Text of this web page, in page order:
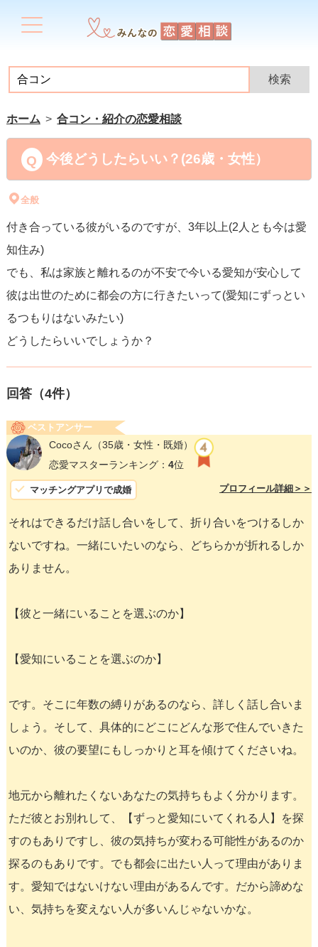
ホーム 合コン・紹介の恋愛相談
今後どうしたらいい？(26歳・女性）
全般
付き合っている彼がいるのですが、3年以上(2人とも今は愛
知住み)
でも、私は家族と離れるのが不安で今いる愛知が安心して
彼は出世のために都会の方に行きたいって(愛知にずっとい
るつもりはないみたい)
どうしたらいいでしょうか？
回答（4件）
ベストアンサー
Cocoさん （35歳・女性・既婚）
恋愛マスターランキング： 4位
マッチングアプリで成婚 プロフィール詳細＞＞
それはできるだけ話し合いをして、折り合いをつけるしか
ないですね。一緒にいたいのなら、どちらかが折れるしか
ありません。
【彼と一緒にいることを選ぶのか】
【愛知にいることを選ぶのか】
です。そこに年数の縛りがあるのなら、詳しく話し合いま
しょう。そして、具体的にどこにどんな形で住んでいきた
いのか、彼の要望にもしっかりと耳を傾けてくださいね。
地元から離れたくないあなたの気持ちもよく分かります。
ただ彼とお別れして、【ずっと愛知にいてくれる人】を探
すのもありですし、彼の気持ちが変わる可能性があるのか
探るのもありです。でも都会に出たい人って理由がありま
す。愛知ではないけない理由があるんです。だから諦めな
い、気持ちを変えない人が多いんじゃないかな。